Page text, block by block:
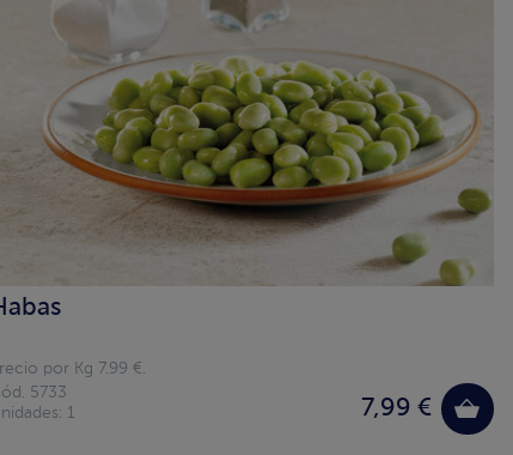
por Kg 7.99 €.
7,99 €
5733
1